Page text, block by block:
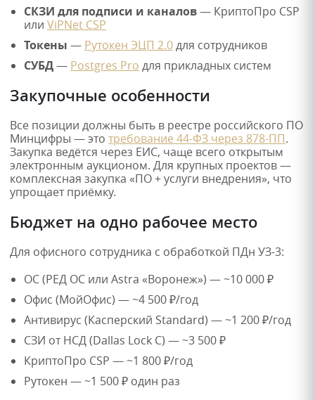
СКЗИ для подписи и каналов— КриптоПро CSP
или ViPNet CSP
Токены — Рутокен ЭЦП 2.0для сотрудников
СУБД— Postgres Pro для прикладных систем
Закупочные особенности
Все позиции должны быть в реестре российского ПО
Минцифры — это требование 44-ФЗ через 878-ПП.
Закупка ведётся через ЕИС, чаще всего открытым
электронным аукционом. Для крупных проектов —
комплексная закупка «ПО + услуги внедрения», что
упрощает приёмку.
Бюджет на одно рабочее место
Для офисного сотрудника с обработкой ПДн УЗ-3:
ОС (РЕД ОС или Astra «Воронеж») — ~10 000 ₽
Офис (МойОфис) — ~4 500 ₽/год
Антивирус (Касперский Standard) — ~1 200 ₽/год
СЗИ от НСД (Dallas Lock C) — ~3 500 ₽
КриптоПро CSP — ~1 800 ₽/год
Рутокен — ~1 500 ₽ один раз